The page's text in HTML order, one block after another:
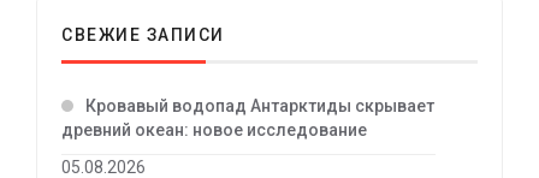
СВЕЖИЕ ЗАПИСИ
Кровавый водопад Антарктиды скрывает
древний океан: новое исследование
05.08.2026